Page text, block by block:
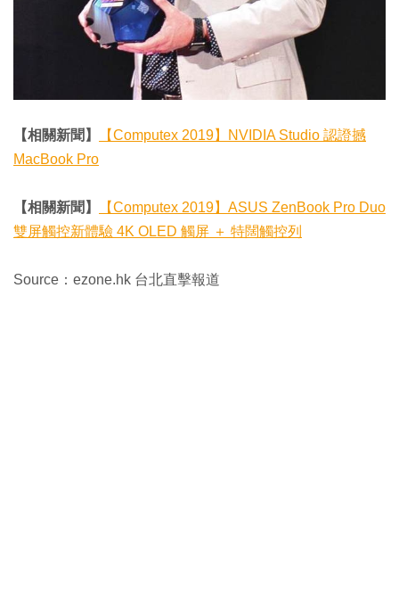
【相關新聞】
【Computex 2019】NVIDIA Studio 認證撼
MacBook Pro
【相關新聞】
【Computex 2019】ASUS ZenBook Pro Duo
雙屏觸控新體驗 4K OLED 觸屏 ＋ 特闊觸控列
Source：ezone.hk 台北直擊報道